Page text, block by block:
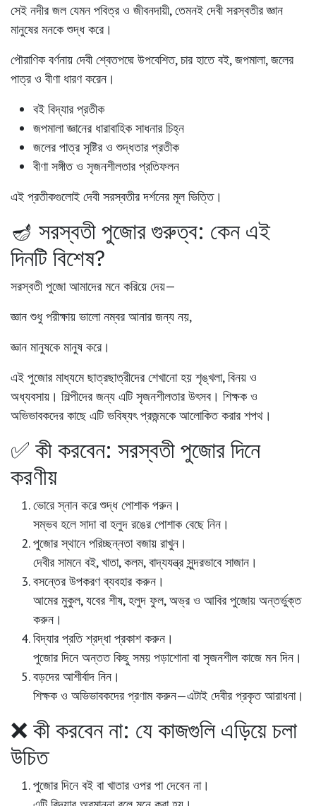
সেই নদীর জল যেমন পবিত্র ও জীবনদায়ী, তেমনই দেবী সরস্বতীর জ্ঞান
মানুষের মনকে শুদ্ধ করে।
পৌরাণিক বর্ণনায় দেবী শ্বেতপদ্মে উপবেশিত, চার হাতে বই, জপমালা, জলের
পাত্র ও বীণা ধারণ করেন।
বইবিদ্যার প্রতীক
জপমালাজ্ঞানের ধারাবাহিক সাধনার চিহ্ন
জলের পাত্রসৃষ্টির ও শুদ্ধতার প্রতীক
বীণাসঙ্গীত ও সৃজনশীলতার প্রতিফলন
এই প্রতীকগুলোই দেবী সরস্বতীর দর্শনের মূল ভিত্তি।
🪔 সরস্বতী পুজোর গুরুত্ব: কেন এই
দিনটি বিশেষ?
সরস্বতী পুজো আমাদের মনে করিয়ে দেয়—
জ্ঞান শুধু পরীক্ষায় ভালো নম্বর আনার জন্য নয়,
জ্ঞান মানুষকে মানুষ করে।
এই পুজোর মাধ্যমে ছাত্রছাত্রীদের শেখানো হয় শৃঙ্খলা, বিনয় ও
অধ্যবসায়। শিল্পীদের জন্য এটি সৃজনশীলতার উৎসব। শিক্ষক ও
অভিভাবকদের কাছে এটি ভবিষ্যৎ প্রজন্মকে আলোকিত করার শপথ।
✅ কী করবেন: সরস্বতী পুজোর দিনে
করণীয়
ভোরে স্নান করে শুদ্ধ পোশাক পরুন।
সম্ভব হলে সাদা বা হলুদ রঙের পোশাক বেছে নিন।
পুজোর স্থানে পরিচ্ছন্নতা বজায় রাখুন।
দেবীর সামনে বই, খাতা, কলম, বাদ্যযন্ত্র সুন্দরভাবে সাজান।
বসন্তের উপকরণ ব্যবহার করুন।
আমের মুকুল, যবের শীষ, হলুদ ফুল, অভ্র ও আবির পুজোয় অন্তর্ভুক্ত
করুন।
বিদ্যার প্রতি শ্রদ্ধা প্রকাশ করুন।
পুজোর দিনে অন্তত কিছু সময় পড়াশোনা বা সৃজনশীল কাজে মন দিন।
বড়দের আশীর্বাদ নিন।
শিক্ষক ও অভিভাবকদের প্রণাম করুন—এটাই দেবীর প্রকৃত আরাধনা।
❌ কী করবেন না: যে কাজগুলি এড়িয়ে চলা
উচিত
পুজোর দিনে বই বা খাতার ওপর পা দেবেন না।